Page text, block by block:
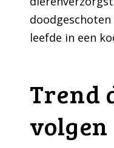
leefde in een
Trend
volgen